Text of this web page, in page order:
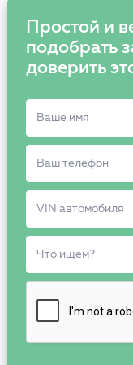
Простой и
подобрать
доверить